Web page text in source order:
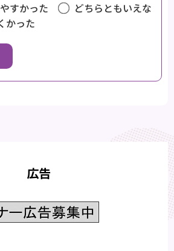
すかった
どちらともいえな
かった
広告